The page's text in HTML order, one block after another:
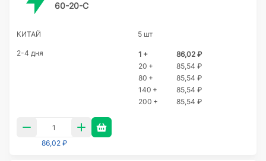
60-20-C
КИТАЙ 5 шт
2-4 дня 1 +
86,02 ₽
20 +
85,54 ₽
80 +
85,54 ₽
140 +
85,54 ₽
200 +
85,54 ₽
86,02 ₽